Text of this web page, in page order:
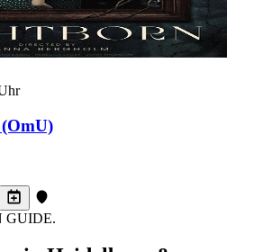
GUIDE.